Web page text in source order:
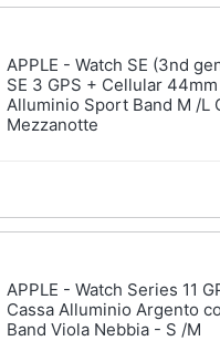
APPLE - Watch SE (3nd
SE 3 GPS + Cellular
Alluminio Sport Band M /L
Mezzanotte
APPLE - Watch Series 11
Cassa Alluminio Argento
Band Viola Nebbia - S /M